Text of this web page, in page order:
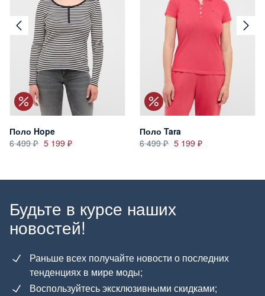
Поло Hope
6 499
5 199
Поло Tara
6 499
5 199
Будьте в курсе наших
новостей!
Раньше всех получайте новости о последних
тенденциях в мире моды;
Воспользуйтесь эксклюзивными скидками;